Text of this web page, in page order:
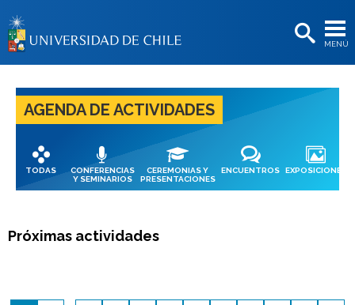
MENÚ
BIBLIOTECAS
Postulantes
Estudiantes
Académicas/os
Egresadas/os
AGENDA DE ACTIVIDADES
TODAS
CONFERENCIAS
Y SEMINARIOS
CEREMONIAS Y
PRESENTACIONES
ENCUENTROS EXPOSICIONES
Próximas actividades